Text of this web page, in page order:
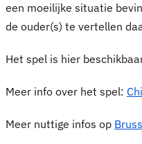
een moeilijke situatie
de ouder(s) te vertellen
Het spel is hier
Meer info over het spel:
Meer nuttige infos op